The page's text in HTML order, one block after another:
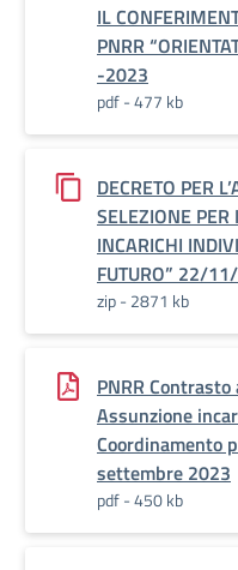
IL
PNRR
-2023
pdf - 477 kb
DECRETO PER
SELEZIONE
INCARICHI
FUTURO” 22/
zip - 2871 kb
PNRR
Assunzione
Coordinamento
settembre 2023
pdf - 450 kb